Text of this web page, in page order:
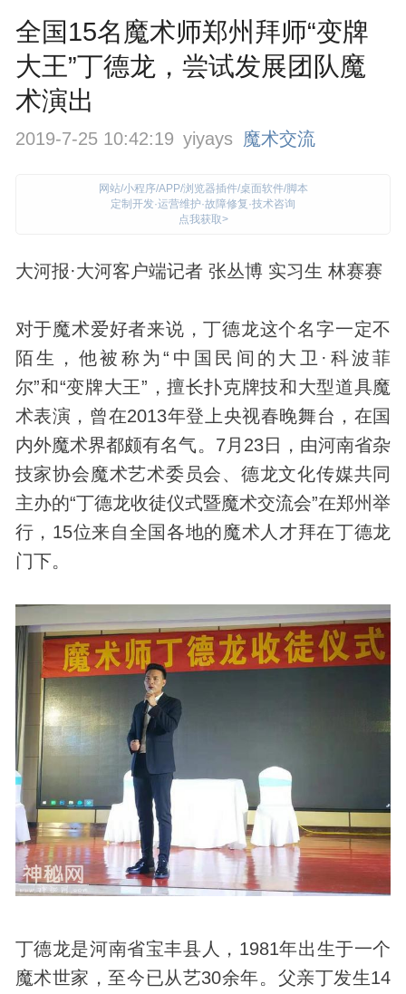
全国15名魔术师郑州拜师“变牌
大王”丁德龙，尝试发展团队魔
术演出
2019-7-25 10:42:19 yiyays 魔术交流
网站/小程序/APP/浏览器插件/桌面软件/脚本
定制开发·运营维护·故障修复·技术咨询
点我获取>
大河报·大河客户端记者 张丛博 实习生 林赛赛
对于魔术爱好者来说，丁德龙这个名字一定不
陌生，他被称为“中国民间的大卫·科波菲
尔”和“变牌大王”，擅长扑克牌技和大型道具魔
术表演，曾在2013年登上央视春晚舞台，在国
内外魔术界都颇有名气。7月23日，由河南省杂
技家协会魔术艺术委员会、德龙文化传媒共同
主办的“丁德龙收徒仪式暨魔术交流会”在郑州举
行，15位来自全国各地的魔术人才拜在丁德龙
门下。
丁德龙是河南省宝丰县人，1981年出生于一个
魔术世家，至今已从艺30余年。父亲丁发生14